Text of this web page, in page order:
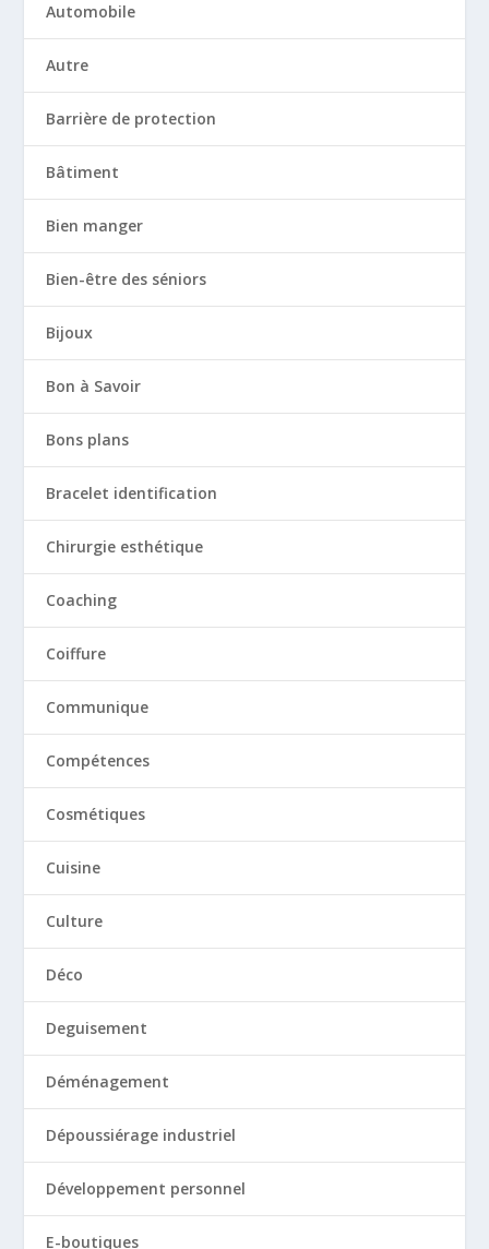
Automobile
Autre
Barrière de protection
Bâtiment
Bien manger
Bien-être des séniors
Bijoux
Bon à Savoir
Bons plans
Bracelet identification
Chirurgie esthétique
Coaching
Coiffure
Communique
Compétences
Cosmétiques
Cuisine
Culture
Déco
Deguisement
Déménagement
Dépoussiérage industriel
Développement personnel
E-boutiques